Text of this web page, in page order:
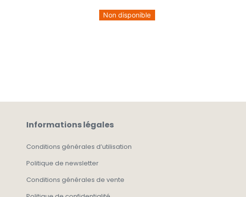
Non disponible
Informations légales
Conditions générales d’utilisation
Politique de newsletter
Conditions générales de vente